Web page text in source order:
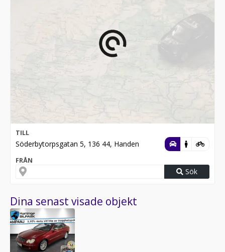
TILL
Söderbytorpsgatan 5, 136 44, Handen
FRÅN
Sök
Dina senast visade objekt